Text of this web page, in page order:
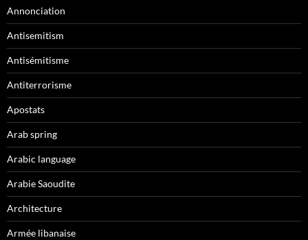
Annonciation
Antisemitism
Antisémitisme
Antiterrorisme
Apostats
Arab spring
Arabic language
Arabie Saoudite
Architecture
Armée libanaise